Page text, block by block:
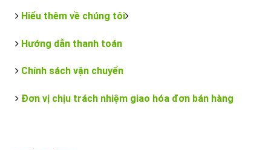
Hiểu thêm về chúng tôi
Hướng dẫn thanh toán
Chính sách vận chuyển
Đơn vị chịu trách nhiệm giao hóa đơn bán hàng